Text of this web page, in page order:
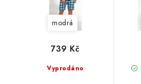
modrá
Vyprodáno
739 Kč